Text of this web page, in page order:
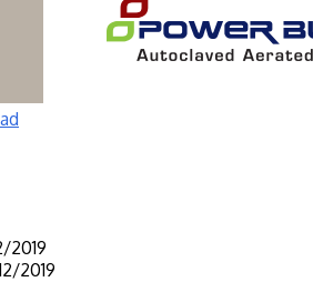
2019
2019